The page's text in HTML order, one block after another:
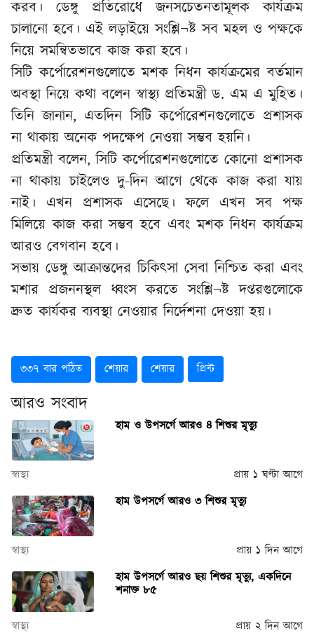
করব। ডেঙ্গু প্রতিরোধে জনসচেতনতামূলক কার্যক্রম
চালানো হবে। এই লড়াইয়ে সংশ্লি¬ষ্ট সব মহল ও পক্ষকে
নিয়ে সমন্বিতভাবে কাজ করা হবে।
সিটি কর্পোরেশনগুলোতে মশক নিধন কার্যক্রমের বর্তমান
অবস্থা নিয়ে কথা বলেন স্বাস্থ্য প্রতিমন্ত্রী ড. এম এ মুহিত।
তিনি জানান, এতদিন সিটি কর্পোরেশনগুলোতে প্রশাসক
না থাকায় অনেক পদক্ষেপ নেওয়া সম্ভব হয়নি।
প্রতিমন্ত্রী বলেন, সিটি কর্পোরেশনগুলোতে কোনো প্রশাসক
না থাকায় চাইলেও দু-দিন আগে থেকে কাজ করা যায়
নাই। এখন প্রশাসক এসেছে। ফলে এখন সব পক্ষ
মিলিয়ে কাজ করা সম্ভব হবে এবং মশক নিধন কার্যক্রম
আরও বেগবান হবে।
সভায় ডেঙ্গু আক্রান্তদের চিকিৎসা সেবা নিশ্চিত করা এবং
মশার প্রজননস্থল ধ্বংস করতে সংশ্লি¬ষ্ট দপ্তরগুলোকে
দ্রুত কার্যকর ব্যবস্থা নেওয়ার নির্দেশনা দেওয়া হয়।
৩৩৭ বার পঠিত শেয়ার শেয়ার প্রিন্ট
আরও সংবাদ
হাম ও উপসর্গে আরও ৪ শিশুর মৃত্যু
স্বাস্থ্য
প্রায় ১ ঘণ্টা আগে
হাম উপসর্গে আরও ৩ শিশুর মৃত্যু
স্বাস্থ্য
প্রায় ১ দিন আগে
হাম উপসর্গে আরও ছয় শিশুর মৃত্যু, একদিনে
শনাক্ত ৮৫
স্বাস্থ্য
প্রায় ২ দিন আগে